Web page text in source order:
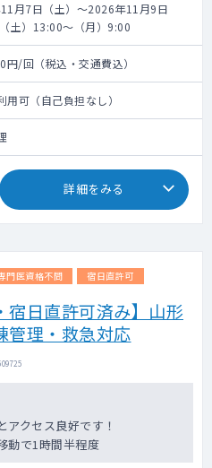
月7日（土）～2026年11月9日
（土）13:00～（月）9:00
/回（税込・交通費込）
用可（自己負担なし）
詳細をみる
門医資格不問 宿日直許可
宿日直許可済み】山形
管理・救急対応
アクセス良好です！
動で1時間半程度